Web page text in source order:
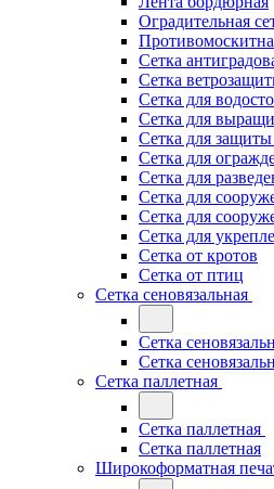
Оградительная
Сетка
Сетка
Сетка для
Сетка для
Сетка для защиты
Сетка для
Сетка для
Сетка для
Сетка для
Сетка для
Сетка от кротов
Сетка от птиц
Сетка сеновязальная
Сетка
Сетка
Сетка паллетная
Сетка паллетная
Сетка паллетная
Широкоформатная